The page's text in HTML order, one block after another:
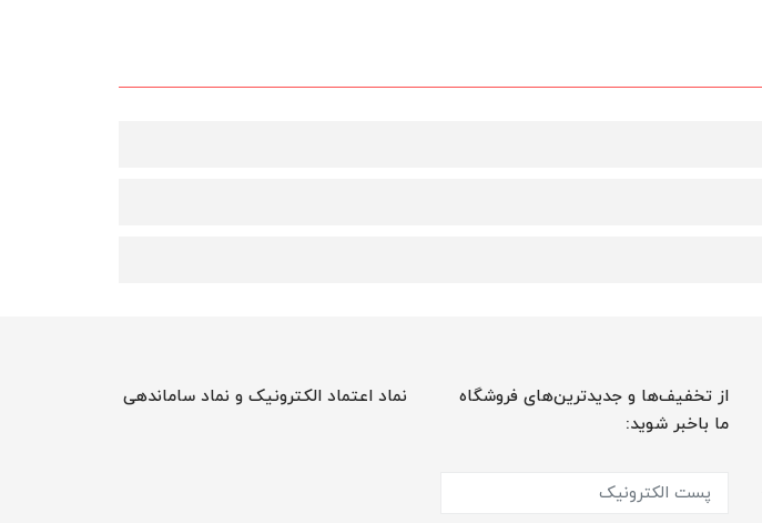
از تخفیف‌ها و جدیدترین‌های فروشگاه
ما باخبر شوید:
نماد اعتماد الکترونیک و نماد ساماندهی